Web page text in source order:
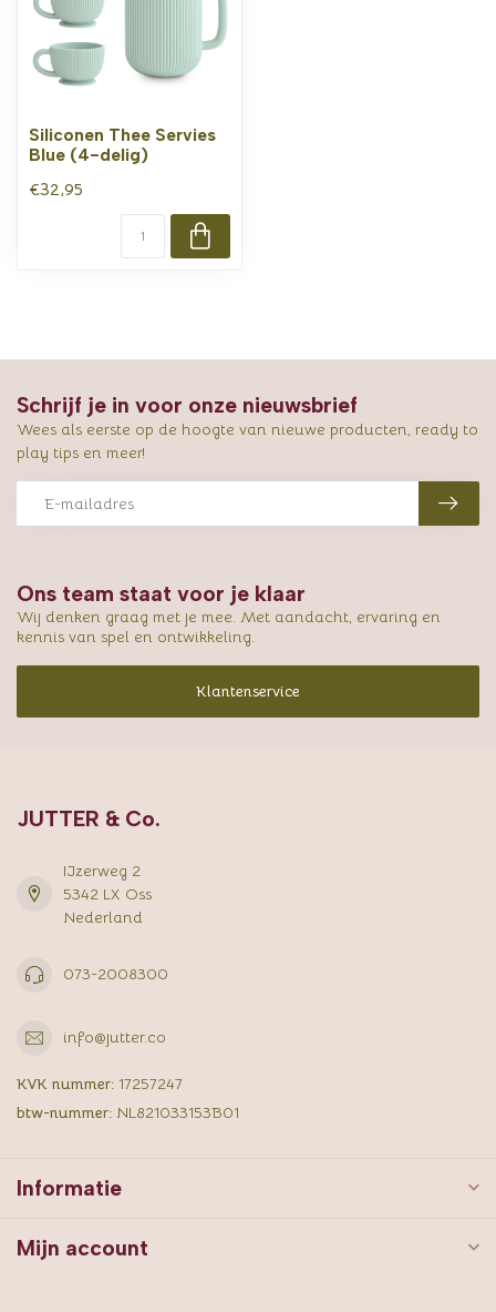
Siliconen Thee Servies
Blue (4-delig)
€32,95
Ons team staat voor je klaar
Wij denken graag met je mee. Met aandacht, ervaring en
kennis van spel en ontwikkeling.
Klantenservice
Schrijf je in voor onze nieuwsbrief
Wees als eerste op de hoogte van nieuwe producten, ready to
play tips en meer!
JUTTER & Co.
IJzerweg 2
5342 LX Oss
Nederland
073-2008300
info@jutter.co
KVK nummer: 17257247
btw-nummer: NL821033153B01
Informatie
Mijn account